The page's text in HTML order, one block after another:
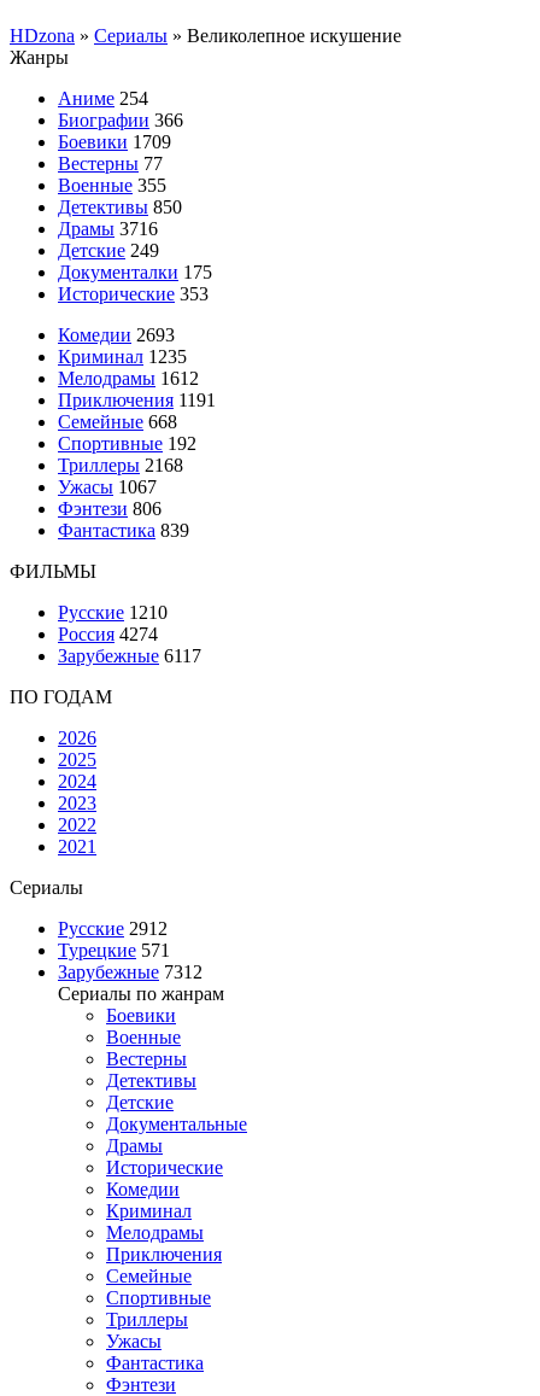
HDzona » Сериалы » Великолепное искушение
Жанры
Аниме 254
Биографии 366
Боевики 1709
Вестерны 77
Военные 355
Детективы 850
Драмы 3716
Детские 249
Документалки 175
Исторические 353
Комедии 2693
Криминал 1235
Мелодрамы 1612
Приключения 1191
Семейные 668
Спортивные 192
Триллеры 2168
Ужасы 1067
Фэнтези 806
Фантастика 839
ФИЛЬМЫ
Русские 1210
Россия 4274
Зарубежные 6117
ПО ГОДАМ
2026
2025
2024
2023
2022
2021
Сериалы
Русские 2912
Турецкие 571
Зарубежные 7312
Сериалы по жанрам
Боевики
Военные
Вестерны
Детективы
Детские
Документальные
Драмы
Исторические
Комедии
Криминал
Мелодрамы
Приключения
Семейные
Спортивные
Триллеры
Ужасы
Фантастика
Фэнтези